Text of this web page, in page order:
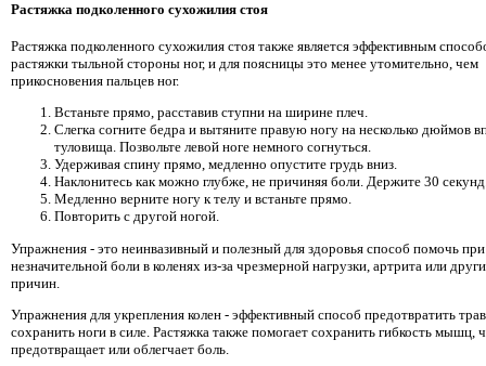
Растяжка подколенного сухожилия стоя
Растяжка подколенного сухожилия стоя также является эффективным
растяжки тыльной стороны ног, и для поясницы это менее утомительно, чем
прикосновения пальцев ног.
Встаньте прямо, расставив ступни на ширине плеч.
Слегка согните бедра и вытяните правую ногу на несколько дюймов
туловища. Позвольте левой ноге немного согнуться.
Удерживая спину прямо, медленно опустите грудь вниз.
Наклонитесь как можно глубже, не причиняя боли. Держите 30
Медленно верните ногу к телу и встаньте прямо.
Повторить с другой ногой.
Упражнения - это неинвазивный и полезный для здоровья способ помочь при
незначительной боли в коленях из-за чрезмерной нагрузки, артрита или
причин.
Упражнения для укрепления колен - эффективный способ предотвратить
сохранить ноги в силе. Растяжка также помогает сохранить гибкость мышц,
предотвращает или облегчает боль.